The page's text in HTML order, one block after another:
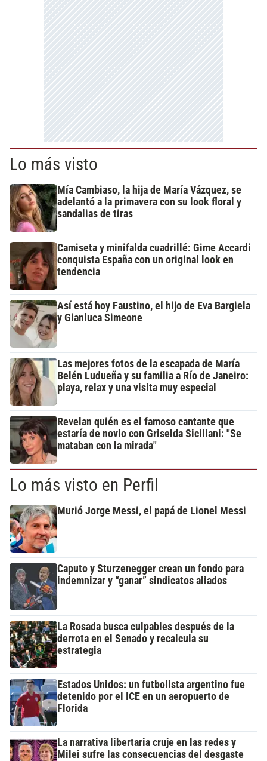
Lo más visto
Mía Cambiaso, la hija de María Vázquez, se
adelantó a la primavera con su look floral y
sandalias de tiras
Camiseta y minifalda cuadrillé: Gime Accardi
conquista España con un original look en
tendencia
Así está hoy Faustino, el hijo de Eva Bargiela
y Gianluca Simeone
Las mejores fotos de la escapada de María
Belén Ludueña y su familia a Río de Janeiro:
playa, relax y una visita muy especial
Revelan quién es el famoso cantante que
estaría de novio con Griselda Siciliani: "Se
mataban con la mirada"
Lo más visto en Perfil
Murió Jorge Messi, el papá de Lionel Messi
Caputo y Sturzenegger crean un fondo para
indemnizar y “ganar” sindicatos aliados
La Rosada busca culpables después de la
derrota en el Senado y recalcula su
estrategia
Estados Unidos: un futbolista argentino fue
detenido por el ICE en un aeropuerto de
Florida
La narrativa libertaria cruje en las redes y
Milei sufre las consecuencias del desgaste